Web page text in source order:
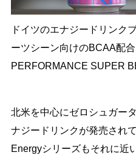
ドイツのエナジードリンク
ーツシーン向けのBCAA配
PERFORMANCE SUPER
北米を中心にゼロシュガー
ナジードリンクが発売され
Energyシリーズもそれに近